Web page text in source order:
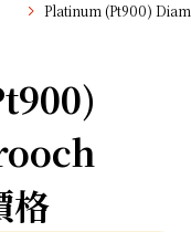
Platinum (Pt900)
格